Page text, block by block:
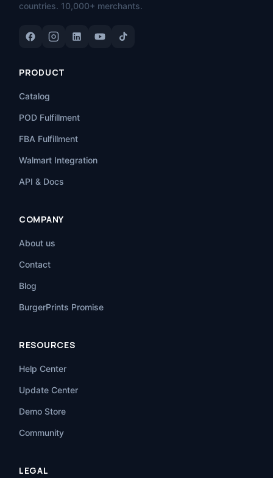
countries. 10,000+ merchants.
PRODUCT
Catalog
POD Fulfillment
FBA Fulfillment
Walmart Integration
API & Docs
COMPANY
About us
Contact
Blog
BurgerPrints Promise
RESOURCES
Help Center
Update Center
Demo Store
Community
LEGAL